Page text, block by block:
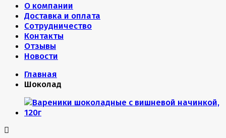
О компании
Доставка и оплата
Сотрудничество
Контакты
Отзывы
Новости
Главная
Шоколад